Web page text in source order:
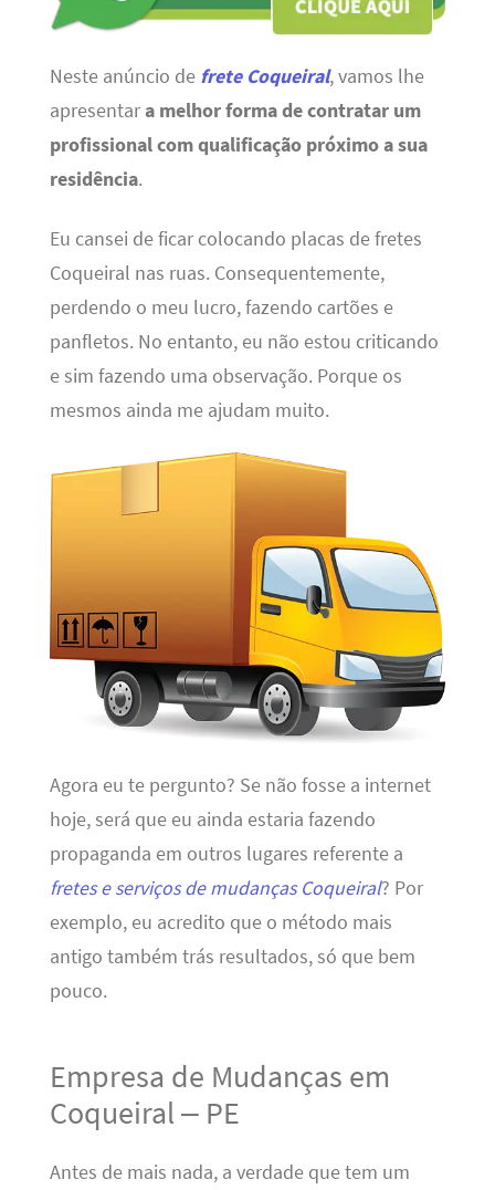
Neste anúncio de frete Coqueiral, vamos lhe
apresentara melhor forma de contratar um
profissional com qualificação próximo a sua
residência.
Eu cansei de ficar colocando placas de fretes
Coqueiral nas ruas. Consequentemente,
perdendo o meu lucro, fazendo cartões e
panfletos. No entanto, eu não estou criticando
e sim fazendo uma observação. Porque os
mesmos ainda me ajudam muito.
Agora eu te pergunto? Se não fosse a internet
hoje, será que eu ainda estaria fazendo
propaganda em outros lugares referente a
fretes e serviços de mudanças Coqueiral? Por
exemplo, eu acredito que o método mais
antigo também trás resultados, só que bem
pouco.
Empresa de Mudanças em
Coqueiral – PE
Antes de mais nada, a verdade que tem um